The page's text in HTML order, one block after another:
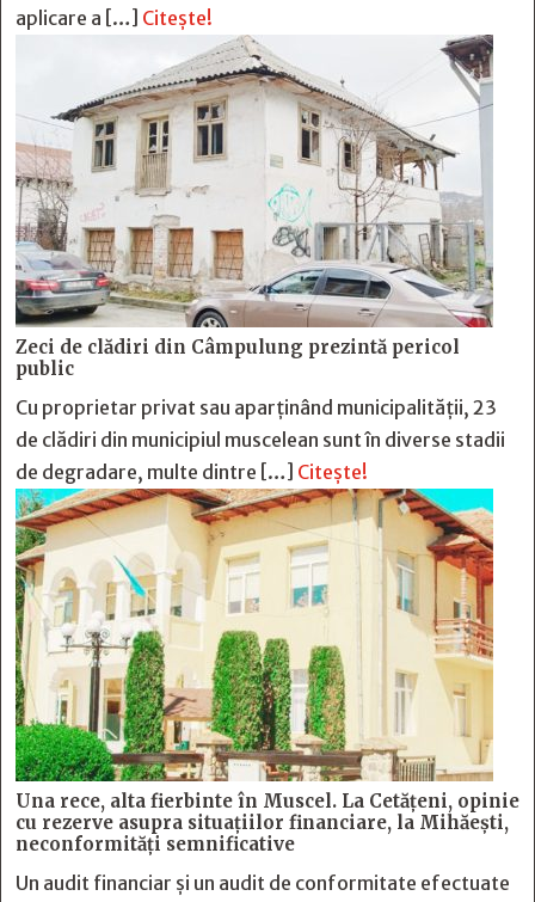
aplicare a […] Citește!
Zeci de clădiri din Câmpulung prezintă pericol
public
Cu proprietar privat sau aparținând municipalității, 23
de clădiri din municipiul muscelean sunt în diverse stadii
de degradare, multe dintre […] Citește!
Una rece, alta fierbinte în Muscel. La Cetăţeni, opinie
cu rezerve asupra situaţiilor financiare, la Mihăeşti,
neconformităţi semnificative
Un audit financiar și un audit de conformitate efectuate